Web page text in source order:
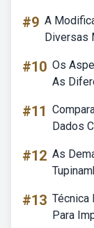
#9 A
Diversas
#10 Os
As
#11
Dados
#12 As
#13 Técnica
Para